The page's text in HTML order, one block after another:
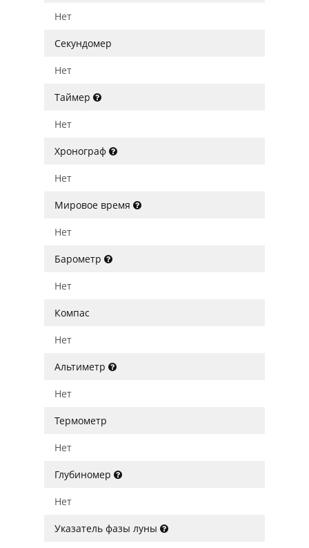
Нет
Секундомер
Нет
Таймер
Нет
Хронограф
Нет
Мировое время
Нет
Барометр
Нет
Компас
Нет
Альтиметр
Нет
Термометр
Нет
Глубиномер
Нет
Указатель фазы луны